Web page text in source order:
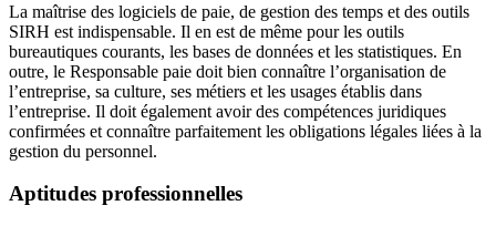
La maîtrise des logiciels de paie, de gestion des temps et des outils
SIRH est indispensable. Il en est de même pour les outils
bureautiques courants, les bases de données et les statistiques. En
outre, le Responsable paie doit bien connaître l’organisation de
l’entreprise, sa culture, ses métiers et les usages établis dans
l’entreprise. Il doit également avoir des compétences juridiques
confirmées et connaître parfaitement les obligations légales liées à la
gestion du personnel.
Aptitudes professionnelles